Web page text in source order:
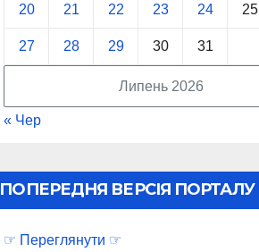
Липень 2026
20 21 22 23 24 25
27 28 29 30 31
« Чер
ПОПЕРЕДНЯ ВЕРСІЯ ПОРТАЛУ
☞ Переглянути ☞